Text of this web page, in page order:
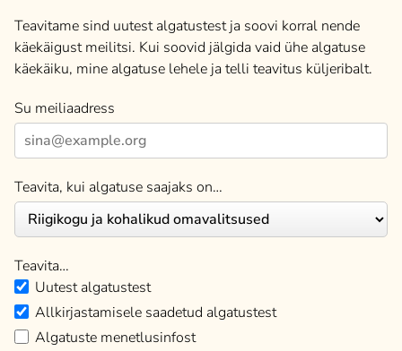
Teavitame sind uutest algatustest ja soovi korral nende
käekäigust meilitsi. Kui soovid jälgida vaid ühe algatuse
käekäiku, mine algatuse lehele ja telli teavitus küljeribalt.
Su meiliaadress
Teavita, kui algatuse saajaks on…
Teavita…
Uutest algatustest
Allkirjastamisele saadetud algatustest
Algatuste menetlusinfost